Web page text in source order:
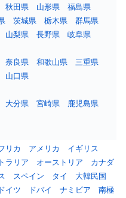
秋田県 山形県
福島県
茨城県 栃木県
群馬県
山梨県 長野県
岐阜県
奈良県 和歌山県
三重県
山口県
大分県 宮崎県
鹿児島県
リカ アメリカ
イギリス
ラリア オーストリア
カナダ
スペイン タイ
大韓民国
ドイツ ドバイ ナミビア
南極